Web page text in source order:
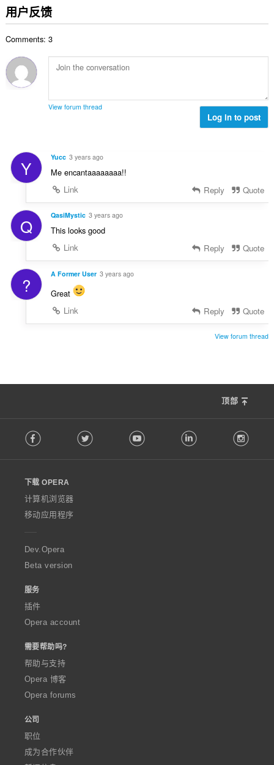
用户反馈
Comments: 3
View forum thread
Log in to post
Y Yucc 3 years ago
Me encantaaaaaaaa!!
Link
Reply Quote
Q QasiMystic 3 years ago
This looks good
Link
Reply Quote
? A Former User 3 years ago
Great
Link
Reply Quote
View forum thread
顶部
o
w
O
p
e
a
Facebook Twitter Youtube LinkedIn
下载 OPERA
计算机浏览器
移动应用程序
Dev.Opera
Beta version
服务
插件
Opera account
需要帮助吗?
帮助与支持
Opera 博客
Opera forums
公司
职位
成为合作伙伴